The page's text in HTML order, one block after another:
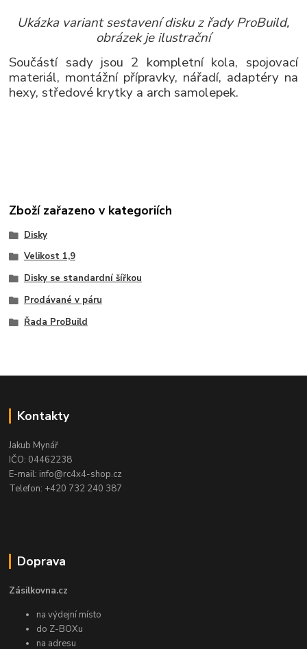
Ukázka variant sestavení disku z řady ProBuild,
obrázek je ilustrační
Součástí sady jsou 2 kompletní kola, spojovací
materiál, montážní přípravky, nářadí, adaptéry na
hexy, středové krytky a arch samolepek.
Zboží zařazeno v kategoriích
Disky
Velikost 1,9
Disky se standardní šířkou
Prodávané v páru
Řada ProBuild
Kontakty
Jakub Mynář
IČO: 04462238
E-mail: info@rc4x4-shop.cz
Telefon: +420 732 240 387
Doprava
Zásilkovna.cz
na výdejní místo
do Z-BOXu
na adresu